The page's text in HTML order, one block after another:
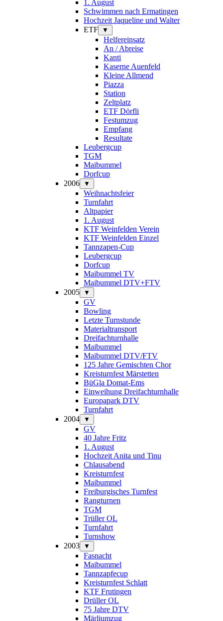
1. August
Schwimmen nach Ermatingen
Hochzeit Jaqueline und Walter
ETF
▼
Helfereinsatz
An / Abreise
Kanti
Kaserne Auenfeld
Kleine Allmend
Piazza
Station
Zeltplatz
ETF Dörfli
Festumzug
Empfang
Resultate
Leubergcup
TGM
Maibummel
Dorfcup
2006
▼
Weihnachtsfeier
Turnfahrt
Altpapier
1. August
KTF Weinfelden Verein
KTF Weinfelden Einzel
Tannzapen-Cup
Leubergcup
Dorfcup
Maibummel TV
Maibummel DTV+FTV
2005
▼
GV
Bowling
Letzte Turnstunde
Materialtransport
Dreifachturnhalle
Maibummel
Maibummel DTV/FTV
125 Jahre Gemischten Chor
Kreisturnfest Märstetten
BüGla Domat-Ems
Einweihung Dreifachturnhalle
Europapark DTV
Turnfahrt
2004
▼
GV
40 Jahre Fritz
1. August
Hochzeit Anita und Tinu
Chlausabend
Kreisturnfest
Maibummel
Freiburgisches Turnfest
Rangturnen
TGM
Trüller OL
Turnfahrt
Turnshow
2003
▼
Fasnacht
Maibummel
Tannzapfecup
Kreisturnfest Schlatt
KTF Frutingen
Drüller OL
75 Jahre DTV
Märliumzug